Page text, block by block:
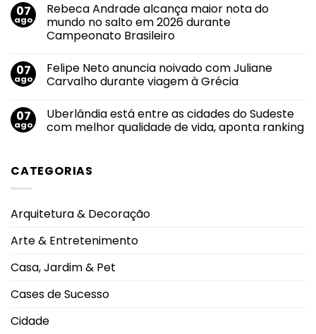
uso
de
cigarros
eletrônicos
antecipa
lesões
pulmonares
eleva
alerta
oncológico
em
Agosto
Lilás
2026:
transformar
em
proteção
07
ago
Rebeca Andrade alcança maior nota do
mundo no salto em 2026 durante
Campeonato Brasileiro
em
Rebeca
Andrade
nota
do
mundo
2026
durante
07
ago
Felipe Neto anuncia noivado com Juliane
Carvalho durante viagem à Grécia
em
Felipe
Neto
Juliane
Carvalho
Grécia
07
ago
Uberlândia está entre as cidades do Sudeste
com melhor qualidade de vida, aponta ranking
Uberlândia
está
do
melhor
vida,
ranking
CATEGORIAS
Arquitetura & Decoração
Arte & Entretenimento
Casa, Jardim & Pet
Cases de Sucesso
Cidade